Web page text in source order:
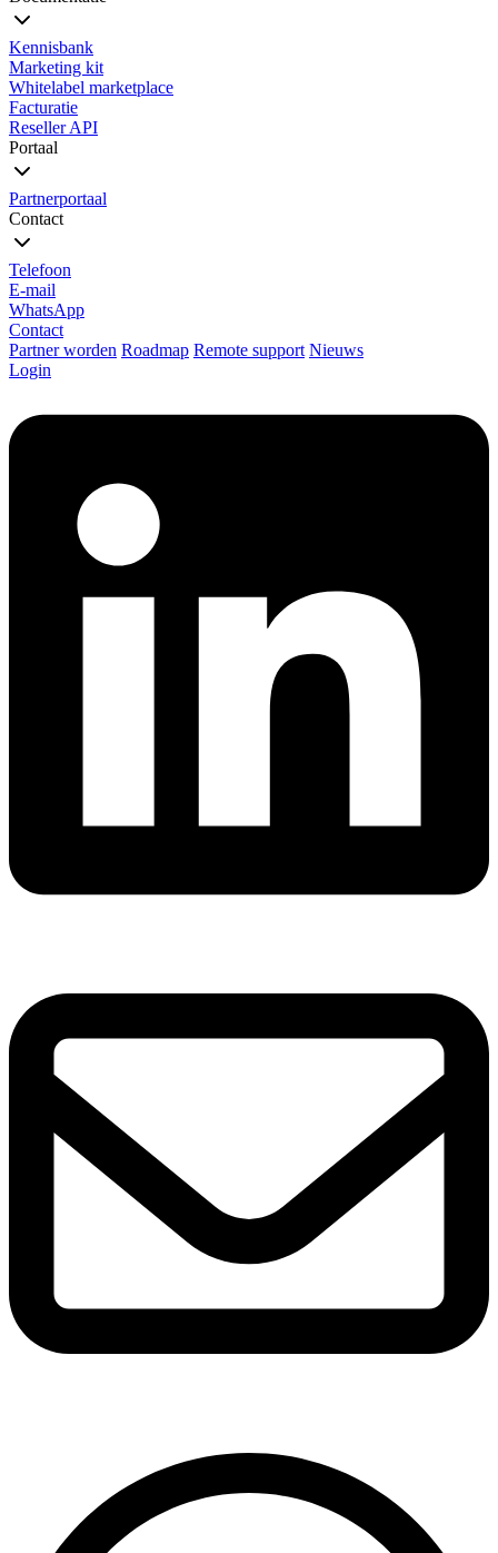
Kennisbank
Marketing kit
Whitelabel marketplace
Facturatie
Reseller API
Portaal
Partnerportaal
Contact
Telefoon
E-mail
WhatsApp
Contact
Partner worden Roadmap Remote support Nieuws
Login